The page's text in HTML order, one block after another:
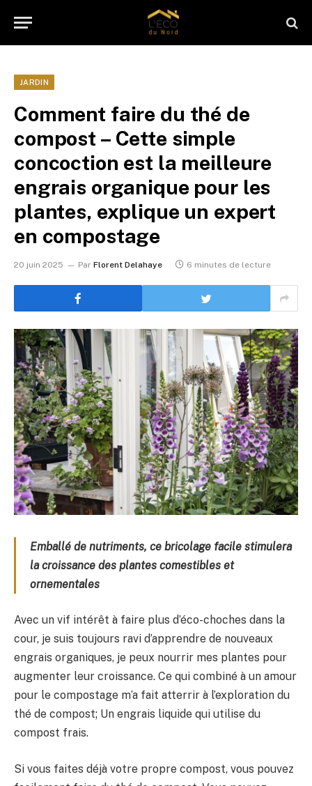
JARDIN
Comment faire du thé de
compost – Cette simple
concoction est la meilleure
engrais organique pour les
plantes, explique un expert
en compostage
20 juin 2025 Par Florent Delahaye 6 minutes de lecture
Emballé de nutriments, ce bricolage facile stimulera
la croissance des plantes comestibles et
ornementales
Avec un vif intérêt à faire plus d’éco-choches dans la
cour, je suis toujours ravi d’apprendre de nouveaux
engrais organiques, je peux nourrir mes plantes pour
augmenter leur croissance. Ce qui combiné à un amour
pour le compostage m’a fait atterrir à l’exploration du
thé de compost; Un engrais liquide qui utilise du
compost frais.
Si vous faites déjà votre propre compost, vous pouvez